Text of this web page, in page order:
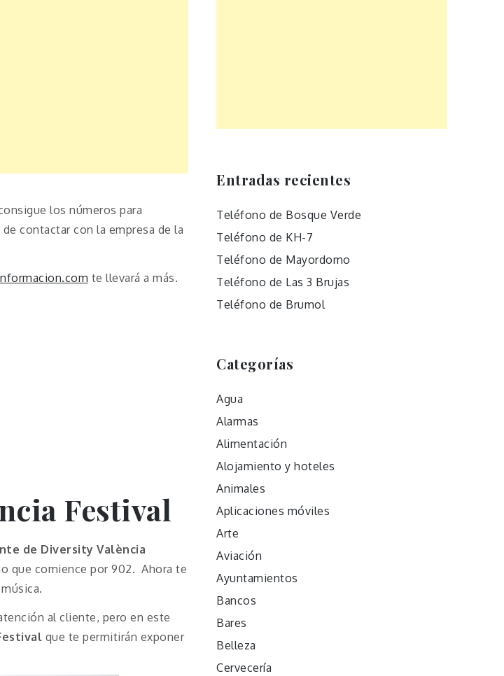
los números para
contactar con la empresa de la
te llevará a más.
Festival
de Diversity València
que comience por 902. Ahora te
al cliente, pero en este
que te permitirán exponer
Entradas recientes
Teléfono de Bosque Verde
Teléfono de KH-7
Teléfono de Mayordomo
Teléfono de Las 3 Brujas
Teléfono de Brumol
Categorías
Agua
Alarmas
Alimentación
Alojamiento y hoteles
Animales
Aplicaciones móviles
Arte
Aviación
Ayuntamientos
Bancos
Bares
Belleza
Cervecería